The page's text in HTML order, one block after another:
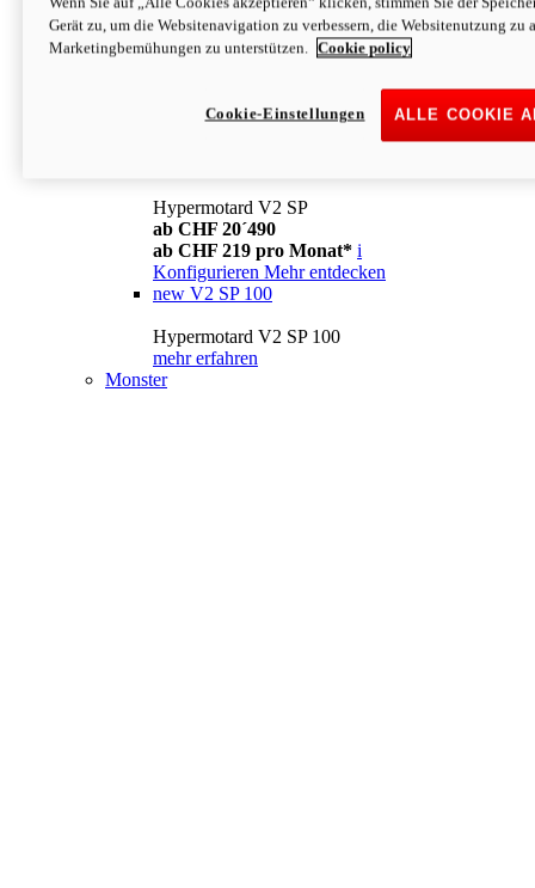
Konfigurieren Mehr entdecken
newV2
ab CHF 169 pro Monat* i
Mehr entdecken
Hypermotard V2 SP
ab CHF 20´490
ab CHF 219 pro Monat* i
Konfigurieren Mehr entdecken
new V2 SP 100
Hypermotard V2 SP 100
mehr erfahren
Monster
Gerät zu, um die Websitenavigation zu verbessern, die Websitenutzung zu
Marketingbemühungen zu unterstützen.
Cookie policy
ALLE COOKIE
Cookie-Einstellungen